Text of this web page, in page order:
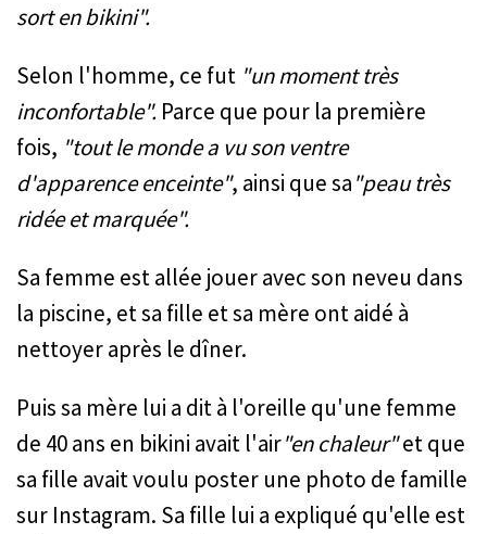
sort en bikini".
Selon l'homme, ce fut "un moment très
inconfortable". Parce que pour la première
fois, "tout le monde a vu son ventre
d'apparence enceinte", ainsi que sa"peau très
ridée et marquée".
Sa femme est allée jouer avec son neveu dans
la piscine, et sa fille et sa mère ont aidé à
nettoyer après le dîner.
Puis sa mère lui a dit à l'oreille qu'une femme
de 40 ans en bikini avait l'air"en chaleur"et que
sa fille avait voulu poster une photo de famille
sur Instagram. Sa fille lui a expliqué qu'elle est